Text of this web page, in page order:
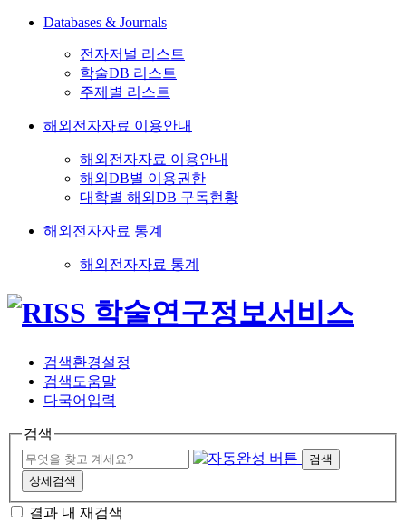
Databases & Journals
전자저널 리스트
학술DB 리스트
주제별 리스트
해외전자자료 이용안내
해외전자자료 이용안내
해외DB별 이용권한
대학별 해외DB 구독현황
해외전자자료 통계
해외전자자료 통계
검색환경설정
검색도움말
다국어입력
검색
검색
상세검색
결과 내 재검색